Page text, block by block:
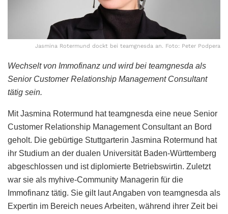
Jasmina Rotermund dockt bei teamgnesda an. Foto: Peter Podpera
Wechselt von Immofinanz und wird bei teamgnesda als
Senior Customer Relationship Management Consultant
tätig sein.
Mit Jasmina Rotermund hat teamgnesda eine neue Senior
Customer Relationship Management Consultant an Bord
geholt. Die gebürtige Stuttgarterin Jasmina Rotermund hat
ihr Studium an der dualen Universität Baden-Württemberg
abgeschlossen und ist diplomierte Betriebswirtin. Zuletzt
war sie als myhive-Community Managerin für die
Immofinanz tätig. Sie gilt laut Angaben von teamgnesda als
Expertin im Bereich neues Arbeiten, während ihrer Zeit bei